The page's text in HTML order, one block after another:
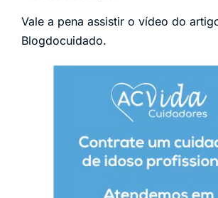
Vale a pena assistir o vídeo do
Blogdocuidado.